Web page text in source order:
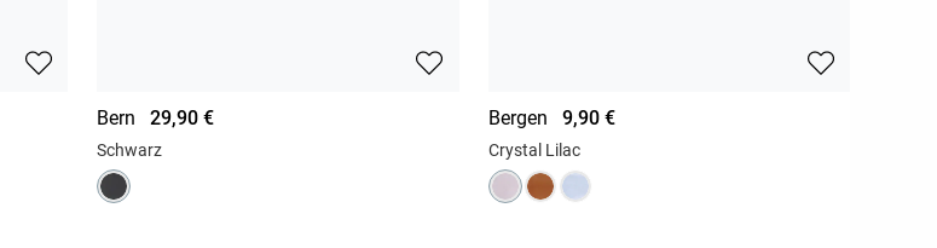
Bern 29,90 €
Schwarz
Bergen 9,90 €
Crystal Lilac